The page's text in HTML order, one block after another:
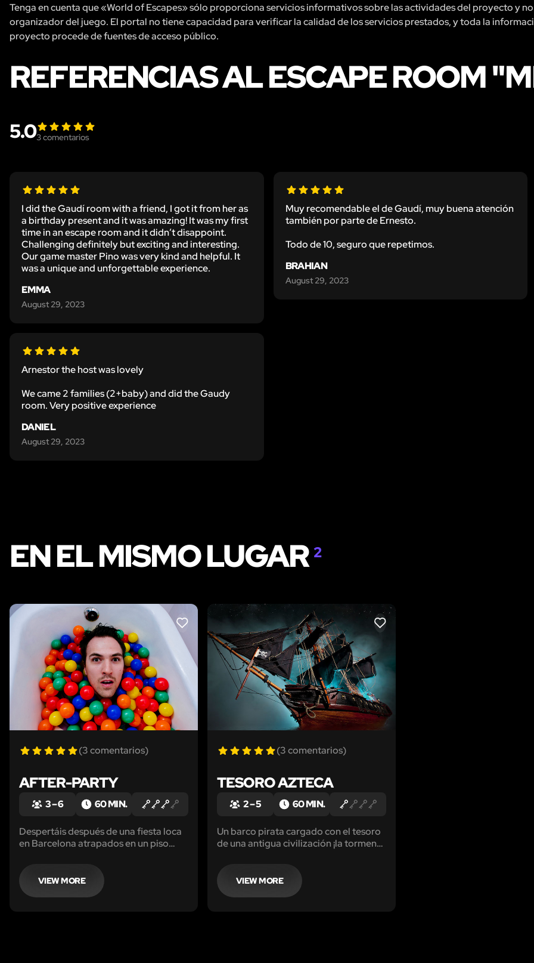
Tenga en cuenta que «World of Escapes» sólo proporciona servicios informativos sobre las actividades del proyecto y no
organizador del juego. El portal no tiene capacidad para verificar la calidad de los servicios prestados, y toda la
proyecto procede de fuentes de acceso público.
REFERENCIAS AL ESCAPE ROOM
5.03comentarios
I did the Gaudí room with a friend, I got it from her as
a birthday present and it was amazing! It was my first
time in an escape room and it didn’t disappoint.
Challenging definitely but exciting and interesting.
Our game master Pino was very kind and helpful. It
was a unique and unforgettable experience.
EMMA
August 29, 2023
Arnestor the host was lovely
We came 2 families (2+baby) and did the Gaudy
room. Very positive experience
DANIEL
August 29, 2023
Muy recomendable el de Gaudí, muy buena atención
también por parte de Ernesto.
Todo de 10, seguro que repetimos.
BRAHIAN
August 29, 2023
EN EL MISMO LUGAR2
LIKE
(3 comentarios)
AFTER-PARTY
3 – 6 60 MIN.
Despertáis después de una fiesta loca
en Barcelona atrapados en un piso
increíble, recuerdos difusos ¡y la policía
en camino! Salid de ahí pitando antes
de que llegue la poli...
VIEW MORE
LIKE
(3 comentarios)
TESORO AZTECA
2 – 5 60 MIN.
Un barco pirata cargado con el tesoro
de una antigua civilización ¡la tormenta
VIEW MORE